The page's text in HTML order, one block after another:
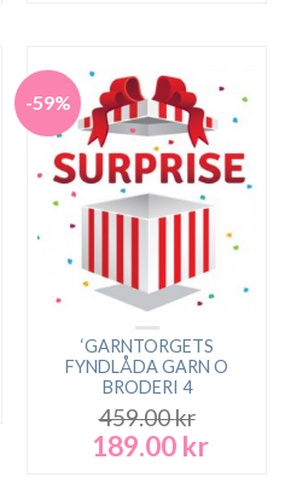
-59%
‘GARNTORGETS
FYNDLÅDA GARN O
BRODERI 4
459.00kr
Det
189.00 krDet